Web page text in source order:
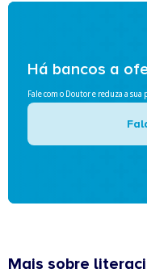
Há bancos a
Fale com o Doutor e reduza a sua
Mais sobre